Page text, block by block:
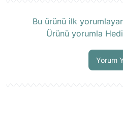
Bu ürünü ilk
Ürünü yorumla
Yorum